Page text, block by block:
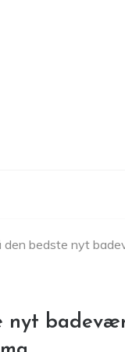
den bedste nyt
nyt